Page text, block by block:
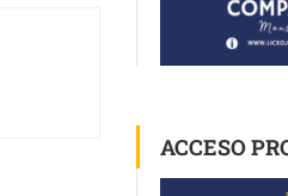
ACCESO